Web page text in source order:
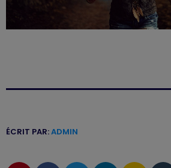
ÉCRIT PAR:ADMIN